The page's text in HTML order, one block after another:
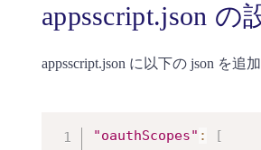
appsscript.json の
appsscript.json に以下の json を追
"oauthScopes" :
[